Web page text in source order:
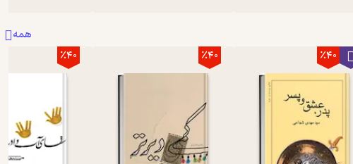
همه
٪40 ٪40 ٪40